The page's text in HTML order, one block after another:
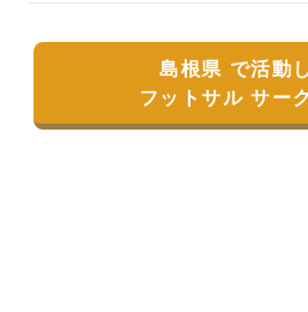
島根県 で活動
フットサル サー